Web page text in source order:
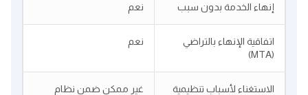
إنهاء الخدمة بدون سبب نعم
اتفاقية الإنهاء بالتراضي
(MTA)
نعم
الاستغناء لأسباب تنظيمية
غير ممكن ضمن نظام